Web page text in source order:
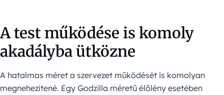
A test működése is komoly
akadályba ütközne
A hatalmas méret a szervezet működését is komolyan
megnehezítené. Egy Godzilla méretű élőlény esetében